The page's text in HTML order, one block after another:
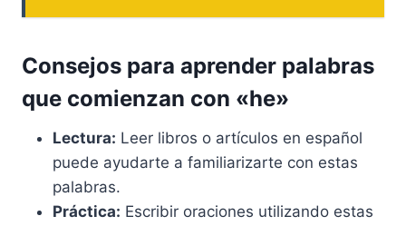
Consejos para aprender palabras
que comienzan con «he»
Lectura: Leer libros o artículos en español
puede ayudarte a familiarizarte con estas
palabras.
Práctica: Escribir oraciones utilizando estas